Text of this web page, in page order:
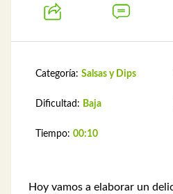
Categoría: Salsas y Dips
Dificultad: Baja
Tiempo: 00:10
Hoy vamos a elaborar un